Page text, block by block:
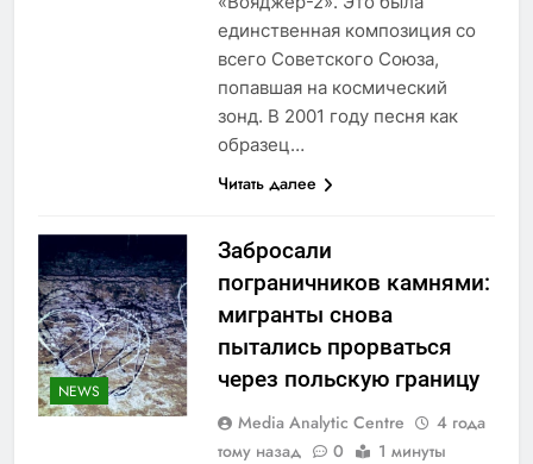
единственная композиция со
всего Советского Союза,
попавшая на космический
зонд. В 2001 году песня как
образец…
Читать далее
NEWS
Забросали
пограничников камнями:
мигранты снова
пытались прорваться
через польскую границу
Media Analytic Centre
4 года
тому назад
0 1 минуты